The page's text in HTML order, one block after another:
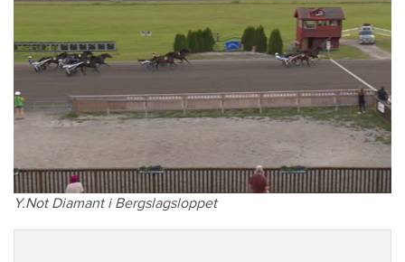
Y.Not Diamant i Bergslagsloppet